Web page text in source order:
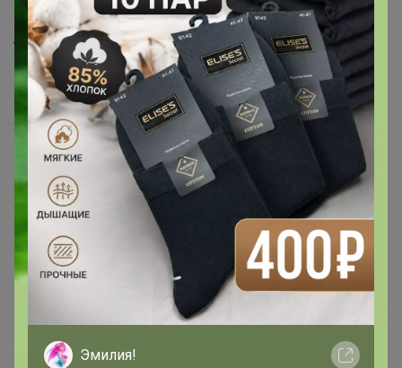
Шоурумы
Торговые марки
Наша команда
В наличии
Подарочные сертификаты
Реклама на сайте
Поставщикам
Вакансии
support@24-ok.ru
Защита покупателя
Помощь Эмилия!